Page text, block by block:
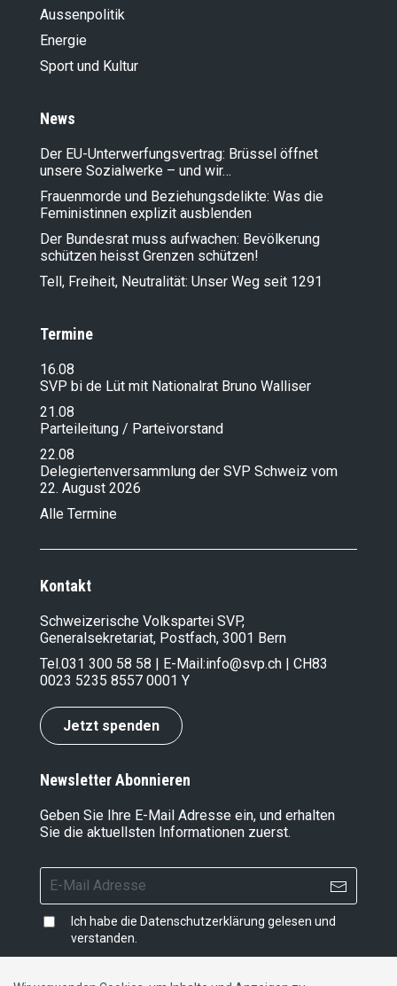
Aussenpolitik
Energie
Sport und Kultur
News
Der EU-Unterwerfungsvertrag: Brüssel öffnet
unsere Sozialwerke – und wir…
Frauenmorde und Beziehungsdelikte: Was die
Feministinnen explizit ausblenden
Der Bundesrat muss aufwachen: Bevölkerung
schützen heisst Grenzen schützen!
Tell, Freiheit, Neutralität: Unser Weg seit 1291
Termine
16.08
SVP bi de Lüt mit Nationalrat Bruno Walliser
21.08
Parteileitung / Parteivorstand
22.08
Delegiertenversammlung der SVP Schweiz vom
22. August 2026
Alle Termine
Kontakt
Schweizerische Volkspartei SVP,
Generalsekretariat, Postfach, 3001 Bern
Tel.031 300 58 58 | E-Mail:info@svp.ch | CH83
0023 5235 8557 0001 Y
Jetzt spenden
Newsletter Abonnieren
Geben Sie Ihre E-Mail Adresse ein, und erhalten
Sie die aktuellsten Informationen zuerst.
Ich habe die Datenschutzerklärung gelesen und
verstanden.